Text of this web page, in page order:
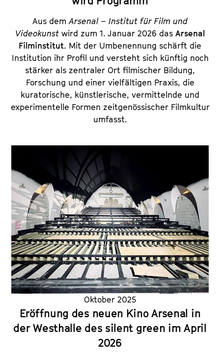
Aus demArsenal – Institut für Film und
Videokunst wird zum 1. Januar 2026 das Arsenal
Filminstitut. Mit der Umbenennung schärft die
Institution ihr Profil und versteht sich künftig noch
stärker als zentraler Ort filmischer Bildung,
Forschung und einer vielfältigen Praxis, die
kuratorische, künstlerische, vermittelnde und
experimentelle Formen zeitgenössischer Filmkultur
umfasst.
Oktober 2025
Eröffnung des neuen Kino Arsenal in
der Westhalle des silent green im April
2026